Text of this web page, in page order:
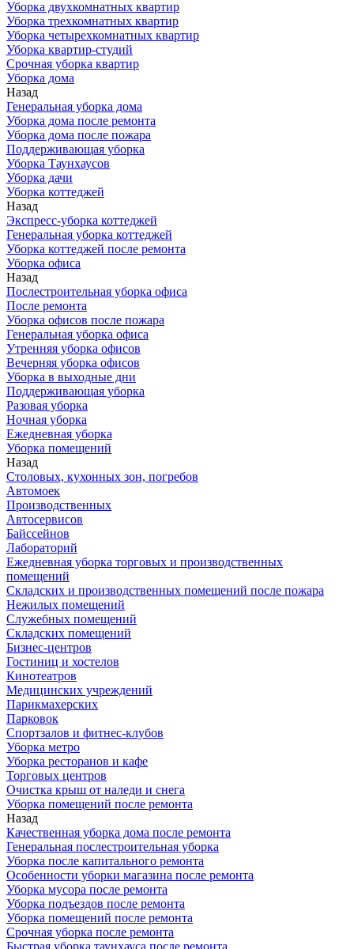
Уборка двухкомнатных квартир
Уборка трехкомнатных квартир
Уборка четырехкомнатных квартир
Уборка квартир-студий
Срочная уборка квартир
Уборка дома
Назад
Генеральная уборка дома
Уборка дома после ремонта
Уборка дома после пожара
Поддерживающая уборка
Уборка Таунхаусов
Уборка дачи
Уборка коттеджей
Назад
Экспресс-уборка коттеджей
Генеральная уборка коттеджей
Уборка коттеджей после ремонта
Уборка офиса
Назад
Послестроительная уборка офиса
После ремонта
Уборка офисов после пожара
Генеральная уборка офиса
Утренняя уборка офисов
Вечерняя уборка офисов
Уборка в выходные дни
Поддерживающая уборка
Разовая уборка
Ночная уборка
Ежедневная уборка
Уборка помещений
Назад
Столовых, кухонных зон, погребов
Автомоек
Производственных
Автосервисов
Байссейнов
Лабораторий
Ежедневная уборка торговых и производственных
помещений
Складских и производственных помещений после пожара
Нежилых помещений
Служебных помещений
Складских помещений
Бизнес-центров
Гостиниц и хостелов
Кинотеатров
Медицинских учреждений
Парикмахерских
Парковок
Спортзалов и фитнес-клубов
Уборка метро
Уборка ресторанов и кафе
Торговых центров
Очистка крыш от наледи и снега
Уборка помещений после ремонта
Назад
Качественная уборка дома после ремонта
Генеральная послестроительная уборка
Уборка после капитального ремонта
Особенности уборки магазина после ремонта
Уборка мусора после ремонта
Уборка подъездов после ремонта
Уборка помещений после ремонта
Срочная уборка после ремонта
Быстрая уборка таунхауса после ремонта